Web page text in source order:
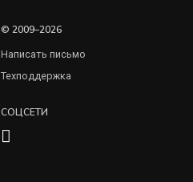
© 2009–2026
Написать письмо
Техподдержка
СОЦСЕТИ